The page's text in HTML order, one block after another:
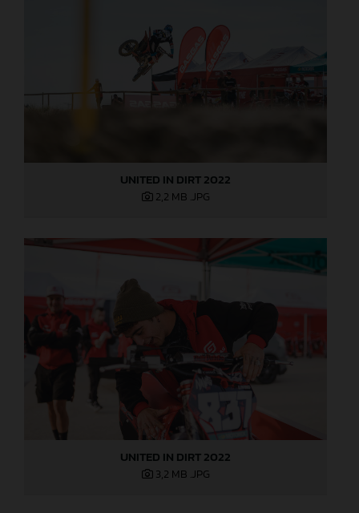
UNITED IN DIRT 2022
2,2 MB .JPG
UNITED IN DIRT 2022
3,2 MB .JPG